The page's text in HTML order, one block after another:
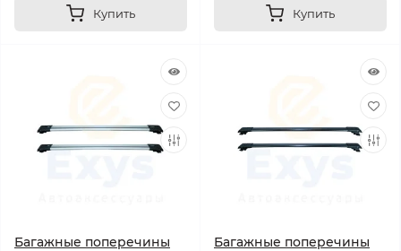
Купить Купить
Багажные поперечины
Багажные поперечины